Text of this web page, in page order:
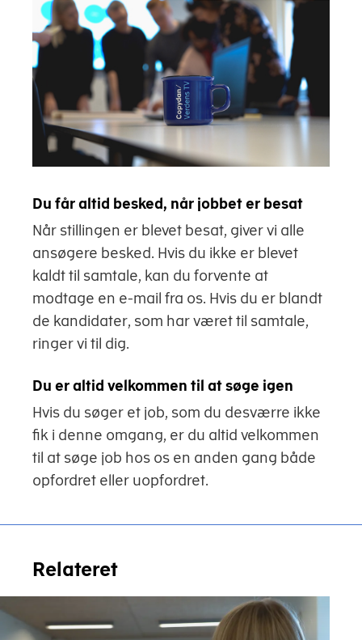
Du får altid besked, når jobbet er besat
Når stillingen er blevet besat, giver vi alle
ansøgere besked. Hvis du ikke er blevet
kaldt til samtale, kan du forvente at
modtage en e-mail fra os. Hvis du er blandt
de kandidater, som har været til samtale,
ringer vi til dig.
Du er altid velkommen til at søge igen
Hvis du søger et job, som du desværre ikke
fik i denne omgang, er du altid velkommen
til at søge job hos os en anden gang både
opfordret eller uopfordret.
Relateret